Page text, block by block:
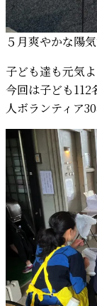
５月爽やかな陽
子ども達も元気
今回は子ども112
人ボランティア